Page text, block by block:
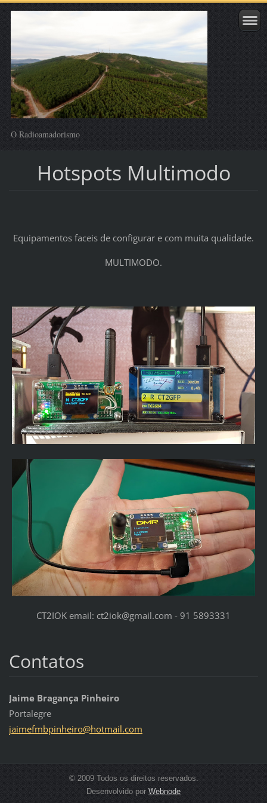
O Radioamadorismo
Hotspots Multimodo
Equipamentos faceis de configurar e com muita qualidade.
MULTIMODO.
CT2IOK email: ct2iok@gmail.com - 91 5893331
Contatos
Jaime Bragança Pinheiro
Portalegre
jaimefmbpinheiro@hotmail.com
© 2009 Todos os direitos reservados.
Desenvolvido por Webnode